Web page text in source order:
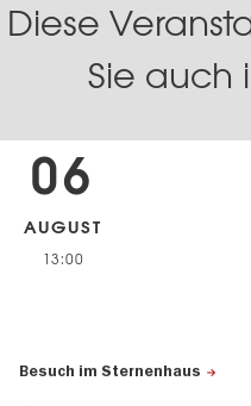
Diese
Sie auch
Besuch im Sternenhaus
06
AUGUST
13:00